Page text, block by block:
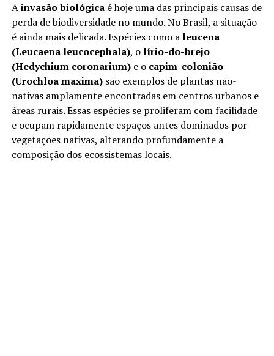
Ainvasão biológicaé hoje uma das principais causas de
perda de biodiversidade no mundo. No Brasil, a situação
é ainda mais delicada. Espécies como a leucena
(Leucaena leucocephala), o lírio-do-brejo
(Hedychium coronarium)e o capim-colonião
(Urochloa maxima)são exemplos de plantas não-
nativas amplamente encontradas em centros urbanos e
áreas rurais. Essas espécies se proliferam com facilidade
e ocupam rapidamente espaços antes dominados por
vegetações nativas, alterando profundamente a
composição dos ecossistemas locais.